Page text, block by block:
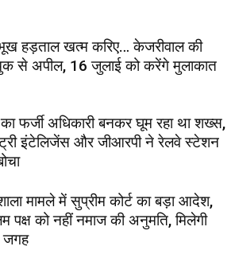
हड़ताल खत्म करिए… केजरीवाल की
से अपील, 16 जुलाई को करेंगे मुलाकात
फर्जी अधिकारी बनकर घूम रहा था शख्स,
इंटेलिजेंस और जीआरपी ने रेलवे स्टेशन
मामले में सुप्रीम कोर्ट का बड़ा आदेश,
पक्ष को नहीं नमाज की अनुमति, मिलेगी
जगह